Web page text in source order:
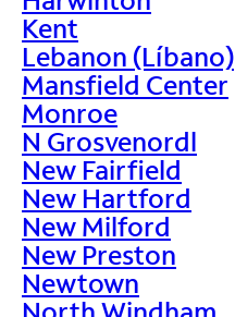
Kent
Lebanon (Líbano)
Mansfield Center
Monroe
N Grosvenordl
New Fairfield
New Hartford
New Milford
New Preston
Newtown